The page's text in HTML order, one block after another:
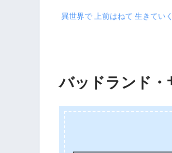
異世界で 上前はねて 生きてい
バッドランド・